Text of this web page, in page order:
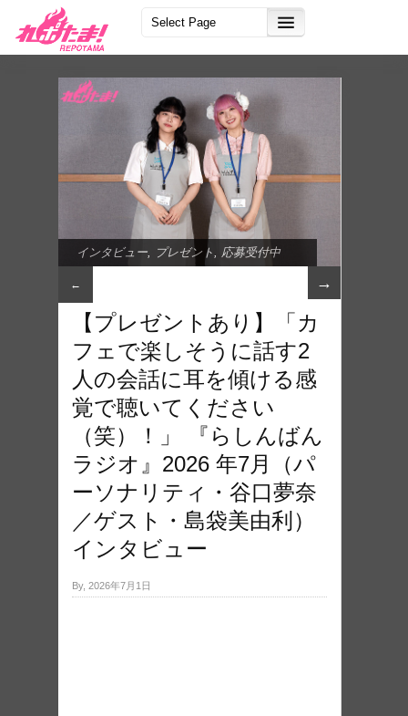
インタビュー プレゼント 応募受付中
← →
【プレゼントあり】「カ
フェで楽しそうに話す2
人の会話に耳を傾ける感
覚で聴いてください
（笑）！」 『らしんばん
ラジオ』2026 年7月（パ
ーソナリティ・谷口夢奈
／ゲスト・島袋美由利）
インタビュー
By, 2026年7月1日